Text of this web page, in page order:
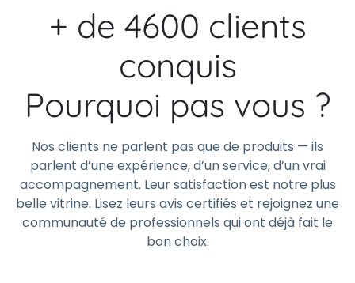
+ de 4600 clients
conquis
Pourquoi pas vous ?
Nos clients ne parlent pas que de produits — ils
parlent d’une expérience, d’un service, d’un vrai
accompagnement. Leur satisfaction est notre plus
belle vitrine. Lisez leurs avis certifiés et rejoignez une
communauté de professionnels qui ont déjà fait le
bon choix.